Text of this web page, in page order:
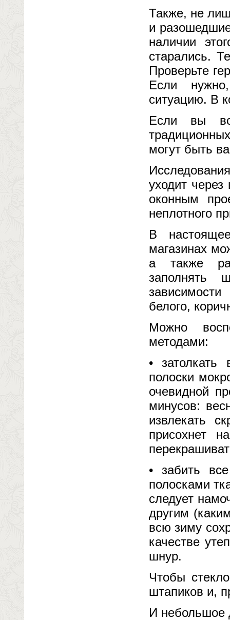
Также, не
и
наличии
старались.
Проверьте
Если
ситуацию. В
Если вы
могут быть
уходит
оконным
неплотного
В
магазинах
а также
заполнять
белого,
Можно
методами:
•
полоски
очевидной
минусов:
извлекать
присохнет
• забить
полосками
следует
другим
всю зиму
качестве
шнур.
Чтобы
штапиков и,
И небольшое